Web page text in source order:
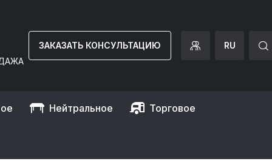
ЗАКАЗАТЬ КОНСУЛЬТАЦИЮ RU
Нейтральное Торговое
/ 2 конфорки) GGM Gastro